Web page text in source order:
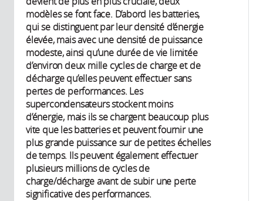
modèles se font face. D’abord les batteries,
qui se distinguent par leur densité d’énergie
élevée, mais avec une densité de puissance
modeste, ainsi qu’une durée de vie limitée
d’environ deux mille cycles de charge et de
décharge qu’elles peuvent effectuer sans
pertes de performances. Les
supercondensateurs stockent moins
d’énergie, mais ils se chargent beaucoup plus
vite que les batteries et peuvent fournir une
plus grande puissance sur de petites échelles
de temps. Ils peuvent également effectuer
plusieurs millions de cycles de
charge/décharge avant de subir une perte
significative des performances.